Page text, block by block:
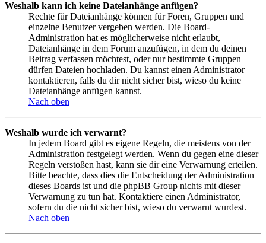
Weshalb kann ich keine Dateianhänge anfügen?
Rechte für Dateianhänge können für Foren, Gruppen und
einzelne Benutzer vergeben werden. Die Board-
Administration hat es möglicherweise nicht erlaubt,
Dateianhänge in dem Forum anzufügen, in dem du deinen
Beitrag verfassen möchtest, oder nur bestimmte Gruppen
dürfen Dateien hochladen. Du kannst einen Administrator
kontaktieren, falls du dir nicht sicher bist, wieso du keine
Dateianhänge anfügen kannst.
Nach oben
Weshalb wurde ich verwarnt?
In jedem Board gibt es eigene Regeln, die meistens von der
Administration festgelegt werden. Wenn du gegen eine dieser
Regeln verstoßen hast, kann sie dir eine Verwarnung erteilen.
Bitte beachte, dass dies die Entscheidung der Administration
dieses Boards ist und die phpBB Group nichts mit dieser
Verwarnung zu tun hat. Kontaktiere einen Administrator,
sofern du die nicht sicher bist, wieso du verwarnt wurdest.
Nach oben